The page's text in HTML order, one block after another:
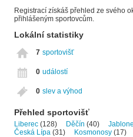
Registrací získáš přehled ze svého
přihlášeným sportovcům.
Lokální statistiky
7 sportovišť
0 událostí
0 slev a výhod
Přehled sportovišť
Liberec (128) Děčín (40)
Česká Lípa (31) Kosmonosy (17)